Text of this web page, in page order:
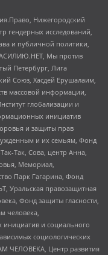
Нижегородский
гендерных исследований,
и публичной политики,
Мы против
Петербург, Лига
Союз, Хасдей Ерушалаим,
массовой информации,
глобализации и
инициатив
и защиты прав
и их семьям, Фонд
Так, Сова, центр Анна,
Мемориал,
Парк Гагарина, Фонд
Уральская правозащитная
Фонд защиты гласности,
человека,
инициатив и социального
социологических
ЧЕЛОВЕКА, Центр развития